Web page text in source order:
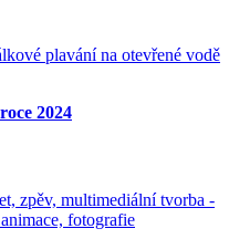
plavání na otevřené vodě
2024
zpěv, multimediální tvorba -
fotografie